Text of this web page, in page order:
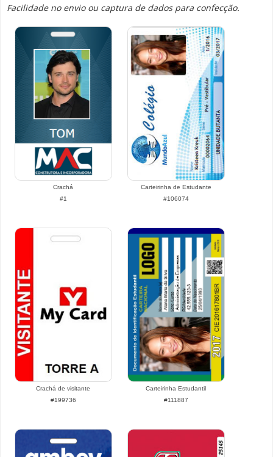
Facilidade no envio ou captura de dados para confecção.
Crachá
#1
Carteirinha de Estudante
#106074
Crachá de visitante
#199736
Carteirinha Estudantil
#111887